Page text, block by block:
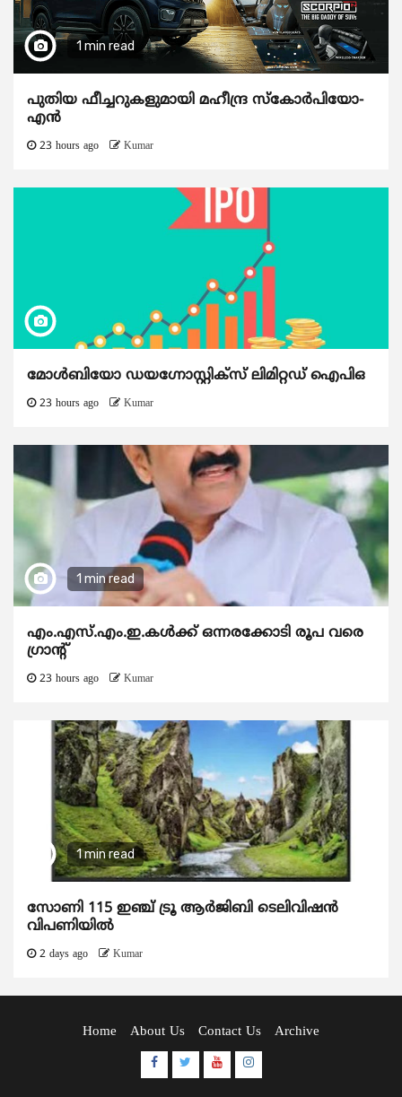
1 min read
പുതിയ ഫീച്ചറുകളുമായി മഹീന്ദ്ര സ്കോർപിയോ-
എൻ
23 hours ago Kumar
മോൾബിയോ ഡയഗ്നോസ്റ്റിക്സ് ലിമിറ്റഡ് ഐപിഒ
23 hours ago Kumar
1 min read
എം.എസ്.എം.ഇ.കൾക്ക് ഒന്നരക്കോടി രൂപ വരെ
ഗ്രാന്റ്
23 hours ago Kumar
1 min read
സോണി 115 ഇഞ്ച് ട്രൂ ആർജിബി ടെലിവിഷൻ
വിപണിയിൽ
2 days ago Kumar
Home About Us Contact Us Archive
Facebook
TwitterYoutubeInstagram